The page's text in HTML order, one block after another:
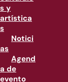
s y
artística
s
Notici
as
Agend
a de
evento